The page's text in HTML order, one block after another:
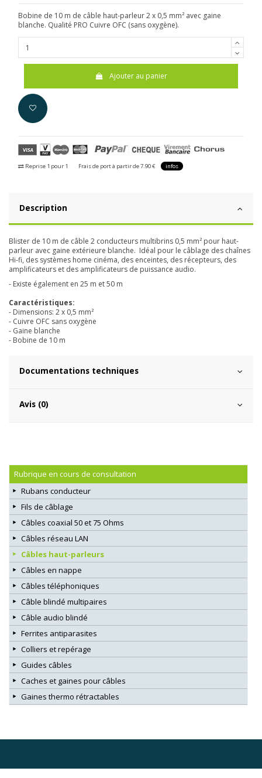
Bobine de 10 m de câble haut-parleur 2 x 0,5 mm² avec gaine
blanche. Qualité PRO Cuivre OFC (sans oxygène).
Ajouter au panier
Reprise 1 pour 1 Frais de port à partir de 7.90 € infos
Description
Blister de 10 m de câble 2 conducteurs multibrins 0,5 mm² pour haut-
parleur avec gaine extérieure blanche. Idéal pour le câblage des chaînes
Hi-fi, des systèmes home cinéma, des enceintes, des récepteurs, des
amplificateurs et des amplificateurs de puissance audio.
- Existe également en 25 m et 50 m
Caractéristiques:
- Dimensions: 2 x 0,5 mm²
- Cuivre OFC sans oxygène
- Gaine blanche
- Bobine de 10 m
Documentations techniques
Avis (0)
Rubrique en cours de consultation
Rubans conducteur
Fils de câblage
Câbles coaxial 50 et 75 Ohms
Câbles réseau LAN
Câbles haut-parleurs
Câbles en nappe
Câbles téléphoniques
Câble blindé multipaires
Câble audio blindé
Ferrites antiparasites
Colliers et repérage
Guides câbles
Caches et gaines pour câbles
Gaines thermo rétractables